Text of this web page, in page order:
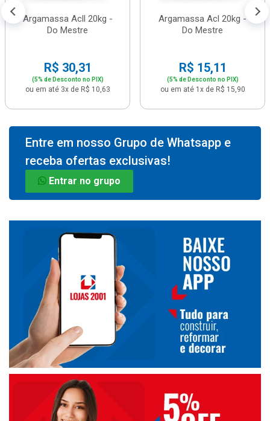
Argamassa Acll 20kg -
Do Mestre
R$ 30,31
(5% de Desconto no PIX)
ou em até 3x de R$ 10,63
Argamassa Acl 20kg -
Do Mestre
R$ 15,11
(5% de Desconto no PIX)
ou em até 1x de R$ 15,90
Entre em nosso Grupo de Whatsapp e
receba ofertas exclusivas!
Entrar no grupo